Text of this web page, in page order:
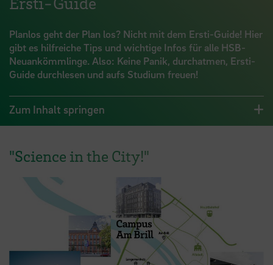
Planlos geht der Plan los? Nicht mit dem Ersti-Guide! Hier
gibt es hilfreiche Tips und wichtige Infos für alle HSB-
Neuankömmlinge. Also: Keine Panik, durchatmen, Ersti-
Guide durchlesen und aufs Studium freuen!
Zum Inhalt springen
"Science in the City!"